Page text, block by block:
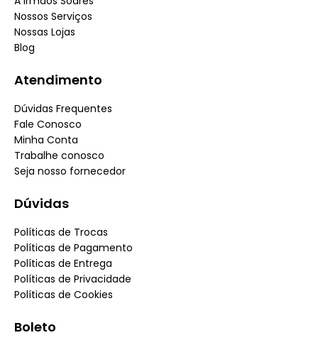
Nossos Serviços
Nossas Lojas
Blog
Atendimento
Dúvidas Frequentes
Fale Conosco
Minha Conta
Trabalhe conosco
Seja nosso fornecedor
Dúvidas
Políticas de Trocas
Políticas de Pagamento
Políticas de Entrega
Políticas de Privacidade
Políticas de Cookies
Boleto